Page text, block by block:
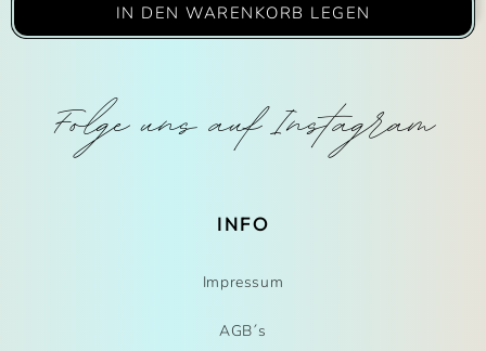
IN DEN WARENKORB LEGEN
Folge uns auf Instagram
INFO
Impressum
AGB´s